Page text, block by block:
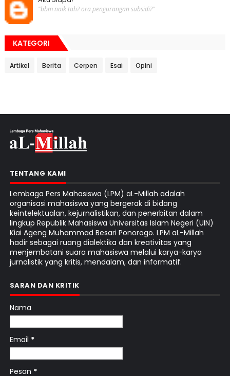
"bbm naik tah? ora pengurangan subsidi?"
KATEGORI
Artikel Berita Cerpen Esai Opini
TENTANG KAMI
Lembaga Pers Mahasiswa (LPM) aL-Millah adalah
organisasi mahasiswa yang bergerak di bidang
keintelektualan, kejurnalistikan, dan penerbitan dalam
lingkup Republik Mahasiswa Universitas Islam Negeri (UIN)
Kiai Ageng Muhammad Besari Ponorogo. LPM aL-Millah
hadir sebagai ruang dialektika dan kreativitas yang
menjembatani suara mahasiswa melalui karya-karya
jurnalistik yang kritis, mendalam, dan informatif.
SARAN DAN KRITIK
Nama
Email *
Pesan *